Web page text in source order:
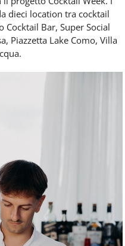
dieci location tra cocktail
Cocktail Bar, Super Social
Piazzetta Lake Como, Villa